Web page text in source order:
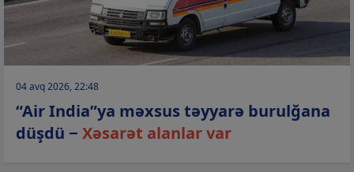
04 avq 2026, 22:48
“Air India”ya məxsus təyyarə burulğana
düşdü − Xəsarət alanlar var